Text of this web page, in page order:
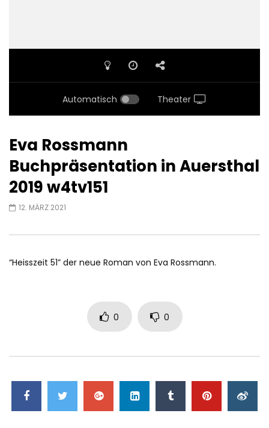
Automatisch Theater
Eva Rossmann
Buchpräsentation in Auersthal
2019 w4tv151
12. MÄRZ 2021
“Heisszeit 51” der neue Roman von Eva Rossmann.
0 0